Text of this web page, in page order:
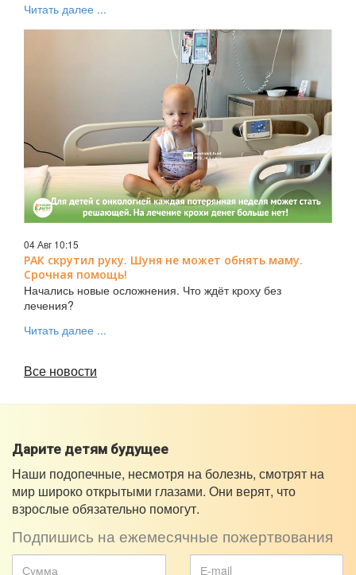
Читать далее ...
04 Авг 10:15
РАК скрутил руку. Шуня не может обнять маму.
Срочная помощь!
Начались новые осложнения. Что ждёт кроху без
лечения?
Читать далее ...
Все новости
Дарите детям будущее
Наши подопечные, несмотря на болезнь, смотрят на
мир широко открытыми глазами. Они верят, что
взрослые обязательно помогут.
Подпишись на ежемесячные пожертвования